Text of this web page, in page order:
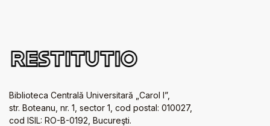
Biblioteca Centrală Universitară „Carol I”,
str. Boteanu, nr. 1, sector 1, cod postal: 010027,
cod ISIL: RO-B-0192, Bucureşti.